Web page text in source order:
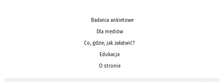
Badania ankietowe
Dla mediów
Co, gdzie, jak załatwić?
Edukacja
O stronie